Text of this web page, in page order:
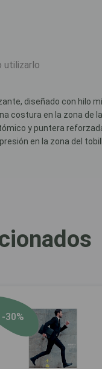
utilizarlo
diseñado con hilo
costura en la zona de
y puntera
en la zona del
-30%